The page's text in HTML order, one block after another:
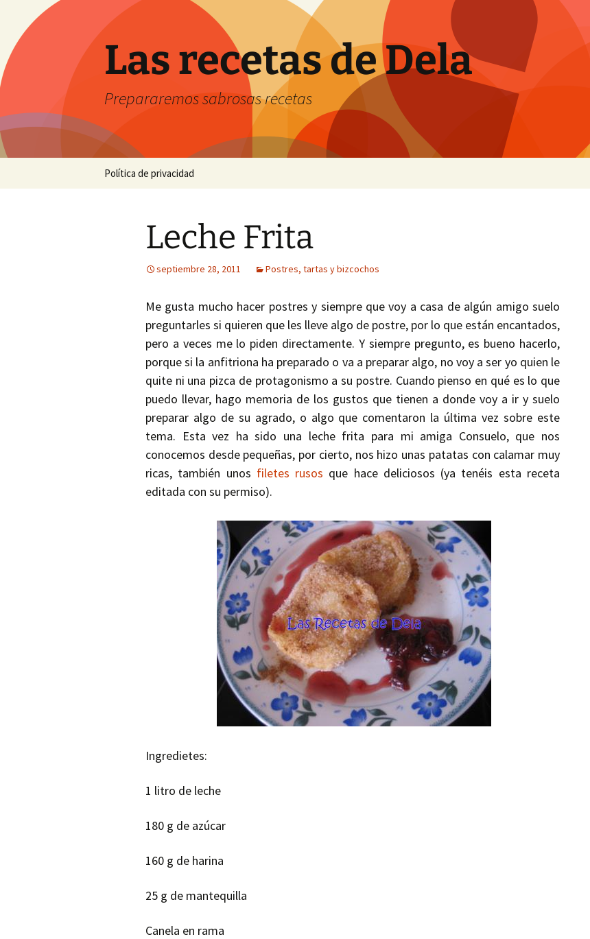
contenido
Las recetas de Dela
Prepararemos sabrosas recetas
Política de privacidad
Leche Frita
septiembre 28, 2011 Postres, tartas y bizcochos
Me gusta mucho hacer postres y siempre que voy a casa de algún amigo suelo
preguntarles si quieren que les lleve algo de postre, por lo que están encantados,
pero a veces me lo piden directamente. Y siempre pregunto, es bueno hacerlo,
porque si la anfitriona ha preparado o va a preparar algo, no voy a ser yo quien le
quite ni una pizca de protagonismo a su postre. Cuando pienso en qué es lo que
puedo llevar, hago memoria de los gustos que tienen a donde voy a ir y suelo
preparar algo de su agrado, o algo que comentaron la última vez sobre este
tema. Esta vez ha sido una leche frita para mi amiga Consuelo, que nos
conocemos desde pequeñas, por cierto, nos hizo unas patatas con calamar muy
ricas, también unos filetes rusos que hace deliciosos (ya tenéis esta receta
editada con su permiso).
Ingredietes:
1 litro de leche
180 g de azúcar
160 g de harina
25 g de mantequilla
Canela en rama